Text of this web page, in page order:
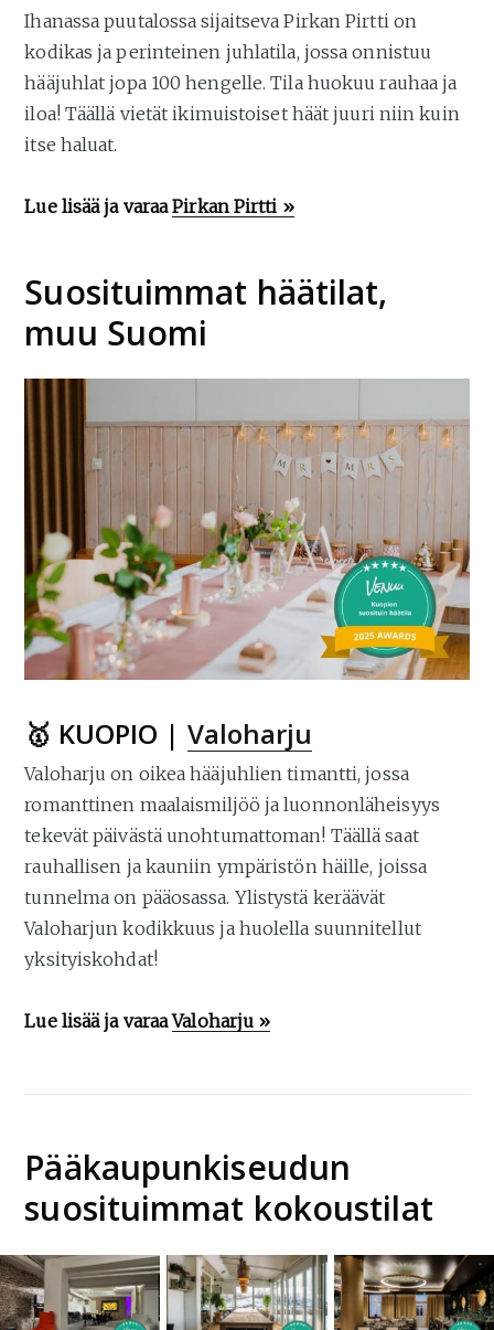
Ihanassa puutalossa sijaitseva Pirkan Pirtti on
kodikas ja perinteinen juhlatila, jossa onnistuu
hääjuhlat jopa 100 hengelle. Tila huokuu rauhaa ja
iloa! Täällä vietät ikimuistoiset häät juuri niin kuin
itse haluat.
Lue lisää ja varaaPirkan Pirtti »
Suosituimmat häätilat,
muu Suomi
🥇 KUOPIO | Valoharju
Valoharju on oikea hääjuhlien timantti, jossa
romanttinen maalaismiljöö ja luonnonläheisyys
tekevät päivästä unohtumattoman! Täällä saat
rauhallisen ja kauniin ympäristön häille, joissa
tunnelma on pääosassa. Ylistystä keräävät
Valoharjun kodikkuus ja huolella suunnitellut
yksityiskohdat!
Lue lisää ja varaaValoharju »
Pääkaupunkiseudun
suosituimmat kokoustilat